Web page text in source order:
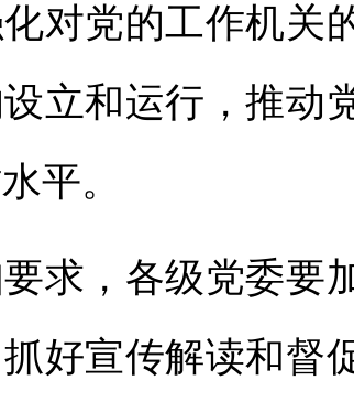
对党的工作机关
立和运行，推动
平。
，各级党委要加
好宣传解读和督